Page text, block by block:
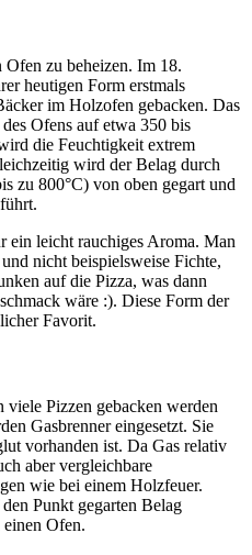
zu beheizen. Im 18.
heutigen Form erstmals
im Holzofen gebacken. Das
Ofens auf etwa 350 bis
die Feuchtigkeit extrem
wird der Belag durch
zu 800°C) von oben gegart und
ein leicht rauchiges Aroma. Man
nicht beispielsweise Fichte,
auf die Pizza, was dann
wäre :). Diese Form der
Favorit.
Pizzen gebacken werden
Gasbrenner eingesetzt. Sie
vorhanden ist. Da Gas relativ
aber vergleichbare
wie bei einem Holzfeuer.
Punkt gegarten Belag
Ofen.